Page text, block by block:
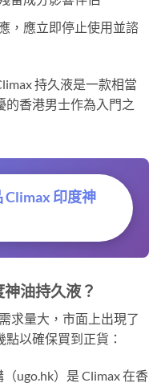
，應立即停止使用並諮
持久液是一款相當
的香港男士作為入門之
Climax 印度神
油持久液？
求量大，市面上出現了
以確保買到正貨：
ugo.hk）是 Climax 在香